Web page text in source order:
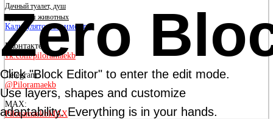
Zero
Click "Block Editor" to enter the edit mode.
Use layers, shapes and customize
adaptability. Everything is in your hands.
Дачный туалет, душ
Будки для животных
Калькулятор стоимости
Вконтакте:
vk.com/piloramaekb
Telegram:
@Piloramaekb
MAX:
PiloramaekbMAX